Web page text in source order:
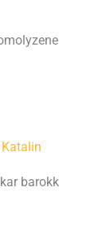
barokk